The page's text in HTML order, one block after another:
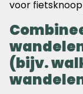
voor
(bijv.